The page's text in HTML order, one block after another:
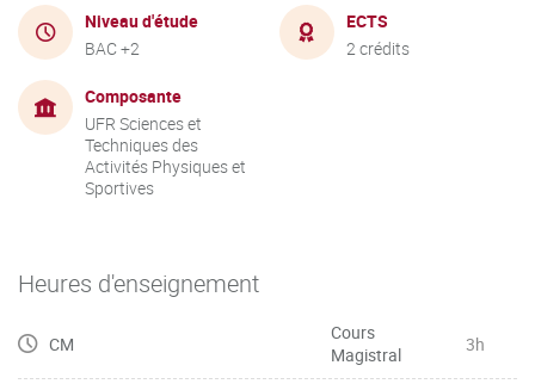
Niveau d'étude
BAC +2
ECTS
2 crédits
Composante
UFR Sciences et
Techniques des
Activités Physiques et
Sportives
Heures d'enseignement
CM
Cours
Magistral
3h